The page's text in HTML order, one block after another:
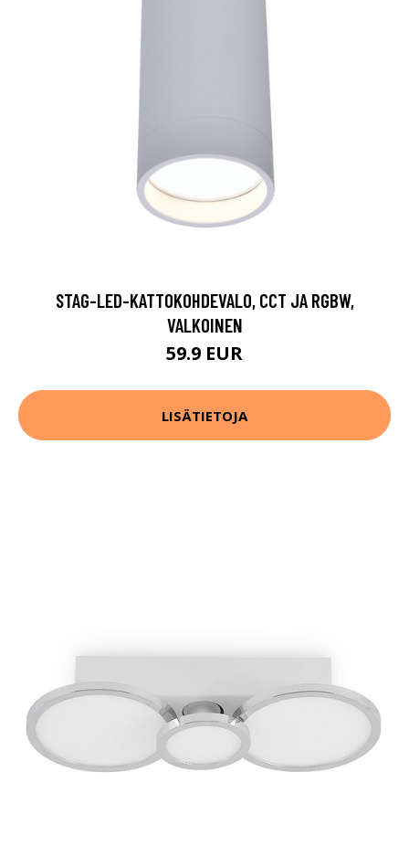
STAG-LED-KATTOKOHDEVALO, CCT JA RGBW,
VALKOINEN
59.9 EUR
LISÄTIETOJA